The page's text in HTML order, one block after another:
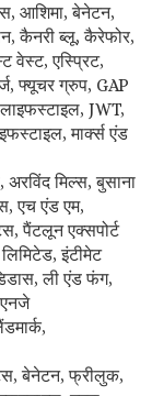
आशिमा, बेनेटन,
कैनरी ब्लू, कैरेफोर,
वेस्ट, एस्प्रिट,
फ्यूचर ग्रुप, GAP
JWT,
मार्क्स एंड
अरविंद मिल्स, बुसाना
एच एंड एम,
पैंटलून एक्सपोर्ट
इंटीमेट
ली एंड फंग,
बेनेटन, फ्रीलुक,